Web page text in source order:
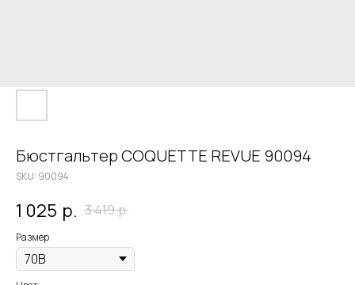
Бюстгальтер COQUETTE REVUE 90094
SKU: 90094
1 025 р. 3 419р.
Размер